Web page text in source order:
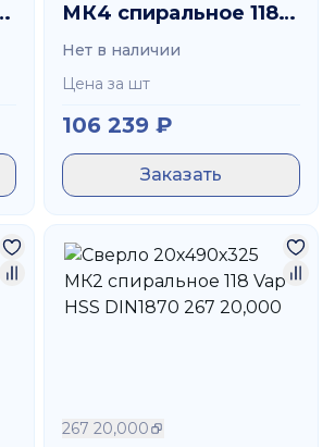
МК4 спиральное 118
Vap HSS DIN1870 266
Нет в наличии
Цена за шт
106 239 ₽
Заказать
267 20,000